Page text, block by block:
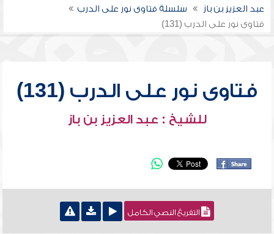
عبد العزيز بن باز
سلسلة فتاوى نور على الدرب
فتاوى نور على الدرب (131)
فتاوى نور على الدرب (131)
للشيخ : عبد العزيز بن باز
التفريغ النصي الكامل